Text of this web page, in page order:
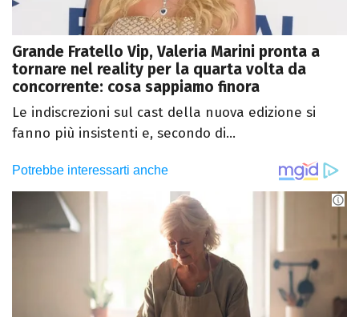
Grande Fratello Vip, Valeria Marini pronta a
tornare nel reality per la quarta volta da
concorrente: cosa sappiamo finora
Le indiscrezioni sul cast della nuova edizione si
fanno più insistenti e, secondo di...